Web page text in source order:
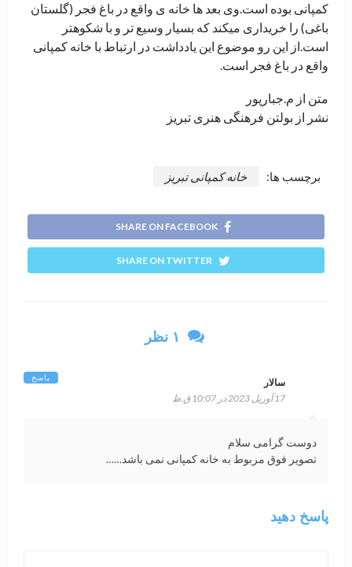
کمپانی بوده است.وی بعد ها خانه ی واقع در باغ فجر (گلستان
باغی) را خریداری میکند که بسیار وسیع تر و با شکوهتر
است.از این رو موضوع این یادداشت در ارتباط با خانه کمپانی
واقع در باغ فجر است.
متن از م.جبارپور
نشر از بولتن فرهنگی هنری تبریز
برچسب ها: خانه کمپانی تبریز
SHARE ON FACEBOOK
SHARE ON TWITTER
سالار
17 آوریل 2023 در 10:07 ق.ظ
دوست گرامی سلام
تصویر فوق مربوط به خانه کمپانی نمی باشد……
پاسخ
پاسخ دهید